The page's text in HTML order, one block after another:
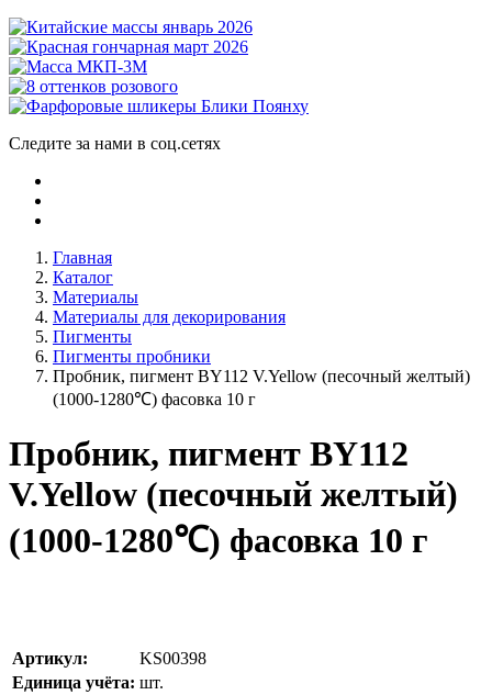
Следите за нами в соц.сетях
Главная
Каталог
Материалы
Материалы для декорирования
Пигменты
Пигменты пробники
Пробник, пигмент BY112 V.Yellow (песочный желтый)
(1000-1280℃) фасовка 10 г
Пробник, пигмент BY112
V.Yellow (песочный желтый)
(1000-1280℃) фасовка 10 г
Артикул:
KS00398
Единица учёта: шт.